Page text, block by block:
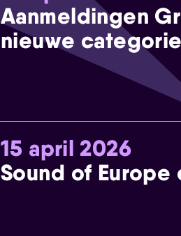
Aanmeldingen
nieuwe
15 april 2026
Sound of Europe